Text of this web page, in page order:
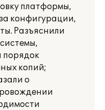
платформы,
конфигурации,
Разъяснили
порядок
копий;
о